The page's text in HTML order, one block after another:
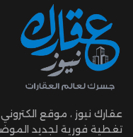
عقارك نيوز ، موقع
تغطية فورية لجديد